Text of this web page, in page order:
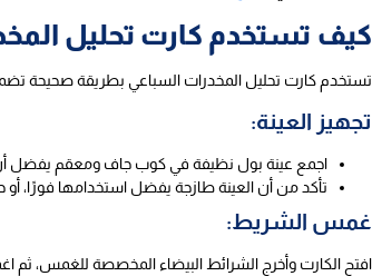
كيف تستخدم كارت تحليل
تستخدم كارت تحليل المخدرات السباعي بطريقة صحيحة تضمن
تجهيز العينة:
اجمع عينة بول نظيفة في كوب جاف ومعقم يفضل أن
تأكد من أن العينة طازجة يفضل استخدامها فورًا، أو حفظها في الثلاجة
غمس الشريط: